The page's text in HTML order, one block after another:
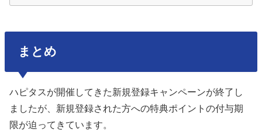
まとめ
ハピタスが開催してきた新規登録キャンペーンが終了し
ましたが、新規登録された方への特典ポイントの付与期
限が迫ってきています。